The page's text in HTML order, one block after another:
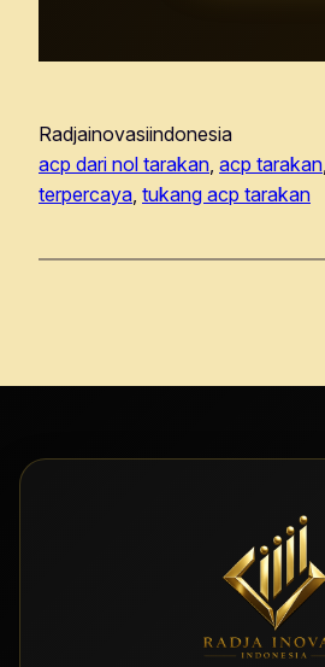
Radjainovasiindonesia
acp dari nol tarakan, acp tarakan,
terpercaya, tukang acp tarakan